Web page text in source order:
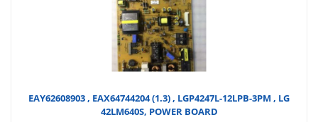
EAY62608903 , EAX64744204 (1.3) , LGP4247L-12LPB-3PM , LG
42LM640S, POWER BOARD